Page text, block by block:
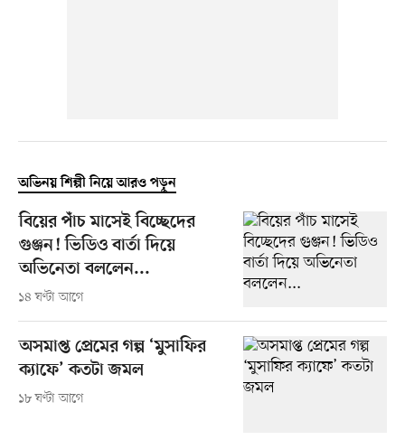
অভিনয় শিল্পী নিয়ে আরও পড়ুন
বিয়ের পাঁচ মাসেই বিচ্ছেদের
গুঞ্জন! ভিডিও বার্তা দিয়ে
অভিনেতা বললেন...
১৪ ঘণ্টা আগে
অসমাপ্ত প্রেমের গল্প ‘মুসাফির
ক্যাফে’ কতটা জমল
১৮ ঘণ্টা আগে